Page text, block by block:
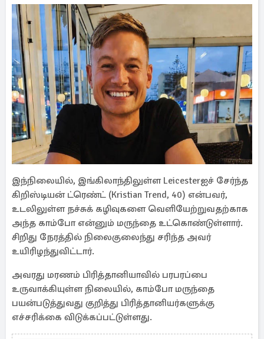
இந்நிலையில், இங்கிலாந்திலுள்ள Leicesterஐச் சேர்ந்த
கிறிஸ்டியன் ட்ரெண்ட் (Kristian Trend, 40) என்பவர்,
உடலிலுள்ள நச்சுக் கழிவுகளை வெளியேற்றுவதற்காக
அந்த காம்போ என்னும் மருந்தை உட்கொண்டுள்ளார்.
சிறிது நேரத்தில் நிலைகுலைந்து சரிந்த அவர்
உயிரிழந்துவிட்டார்.
அவரது மரணம் பிரித்தானியாவில் பரபரப்பை
உருவாக்கியுள்ள நிலையில், காம்போ மருந்தை
பயன்படுத்துவது குறித்து பிரித்தானியர்களுக்கு
எச்சரிக்கை விடுக்கப்பட்டுள்ளது.